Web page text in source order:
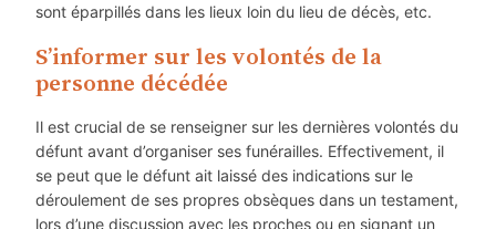
sont éparpillés dans les lieux loin du lieu de décès, etc.
S’informer sur les volontés de la
personne décédée
Il est crucial de se renseigner sur les dernières volontés du
défunt avant d’organiser ses funérailles. Effectivement, il
se peut que le défunt ait laissé des indications sur le
déroulement de ses propres obsèques dans un testament,
lors d’une discussion avec les proches ou en signant un